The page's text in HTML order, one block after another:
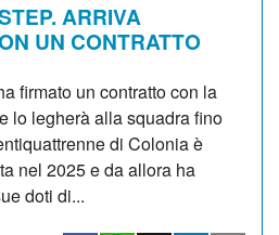
ARRIVA
UN CONTRATTO
firmato un contratto con la
lo legherà alla squadra fino
di Colonia è
nel 2025 e da allora ha
doti di...